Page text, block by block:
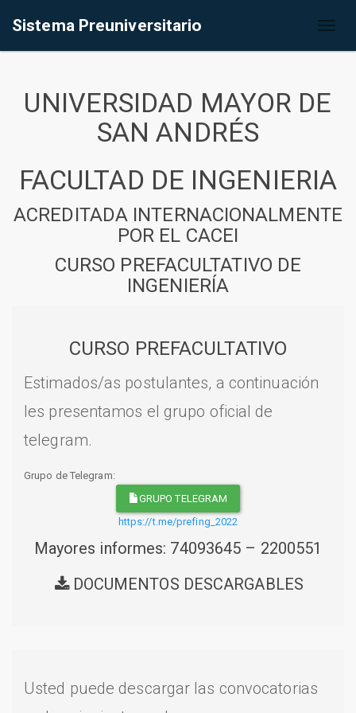
Sistema Preuniversitario
UNIVERSIDAD MAYOR DE
SAN ANDRÉS
FACULTAD DE INGENIERIA
ACREDITADA INTERNACIONALMENTE
POR EL CACEI
CURSO PREFACULTATIVO DE
INGENIERÍA
CURSO PREFACULTATIVO
Estimados/as postulantes, a continuación
les presentamos el grupo oficial de
telegram.
Grupo de Telegram:
GRUPO TELEGRAM
https://t.me/prefing_2022
Mayores informes: 74093645 – 2200551
DOCUMENTOS DESCARGABLES
Usted puede descargar las convocatorias